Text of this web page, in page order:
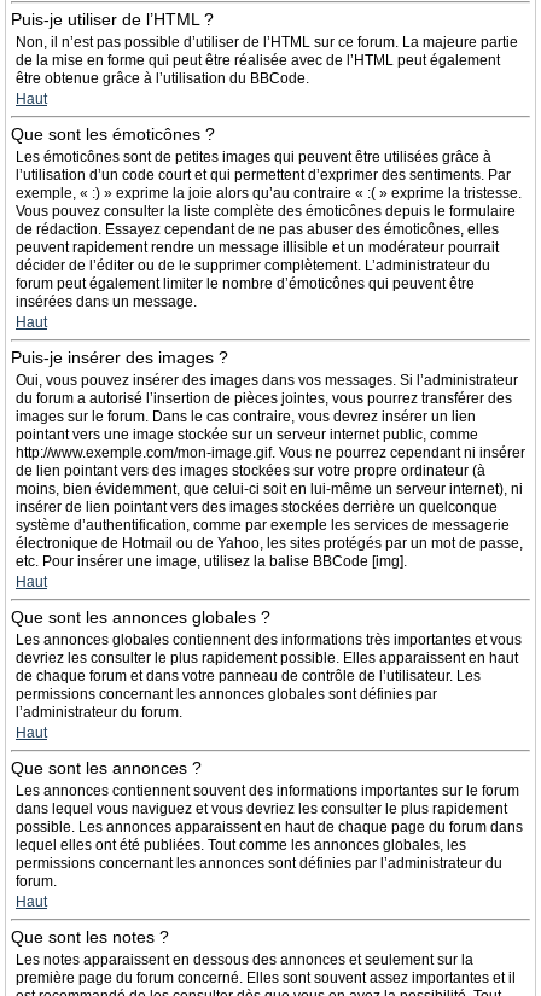
Puis-je utiliser de l’HTML ?
Non, il n’est pas possible d’utiliser de l’HTML sur ce forum. La majeure partie
de la mise en forme qui peut être réalisée avec de l’HTML peut également
être obtenue grâce à l’utilisation du BBCode.
Haut
Que sont les émoticônes ?
Les émoticônes sont de petites images qui peuvent être utilisées grâce à
l’utilisation d’un code court et qui permettent d’exprimer des sentiments. Par
exemple, « :) » exprime la joie alors qu’au contraire « :( » exprime la tristesse.
Vous pouvez consulter la liste complète des émoticônes depuis le formulaire
de rédaction. Essayez cependant de ne pas abuser des émoticônes, elles
peuvent rapidement rendre un message illisible et un modérateur pourrait
décider de l’éditer ou de le supprimer complètement. L’administrateur du
forum peut également limiter le nombre d’émoticônes qui peuvent être
insérées dans un message.
Haut
Puis-je insérer des images ?
Oui, vous pouvez insérer des images dans vos messages. Si l’administrateur
du forum a autorisé l’insertion de pièces jointes, vous pourrez transférer des
images sur le forum. Dans le cas contraire, vous devrez insérer un lien
pointant vers une image stockée sur un serveur internet public, comme
http://www.exemple.com/mon-image.gif. Vous ne pourrez cependant ni insérer
de lien pointant vers des images stockées sur votre propre ordinateur (à
moins, bien évidemment, que celui-ci soit en lui-même un serveur internet), ni
insérer de lien pointant vers des images stockées derrière un quelconque
système d’authentification, comme par exemple les services de messagerie
électronique de Hotmail ou de Yahoo, les sites protégés par un mot de passe,
etc. Pour insérer une image, utilisez la balise BBCode [img].
Haut
Que sont les annonces globales ?
Les annonces globales contiennent des informations très importantes et vous
devriez les consulter le plus rapidement possible. Elles apparaissent en haut
de chaque forum et dans votre panneau de contrôle de l’utilisateur. Les
permissions concernant les annonces globales sont définies par
l’administrateur du forum.
Haut
Que sont les annonces ?
Les annonces contiennent souvent des informations importantes sur le forum
dans lequel vous naviguez et vous devriez les consulter le plus rapidement
possible. Les annonces apparaissent en haut de chaque page du forum dans
lequel elles ont été publiées. Tout comme les annonces globales, les
permissions concernant les annonces sont définies par l’administrateur du
forum.
Haut
Que sont les notes ?
Les notes apparaissent en dessous des annonces et seulement sur la
première page du forum concerné. Elles sont souvent assez importantes et il